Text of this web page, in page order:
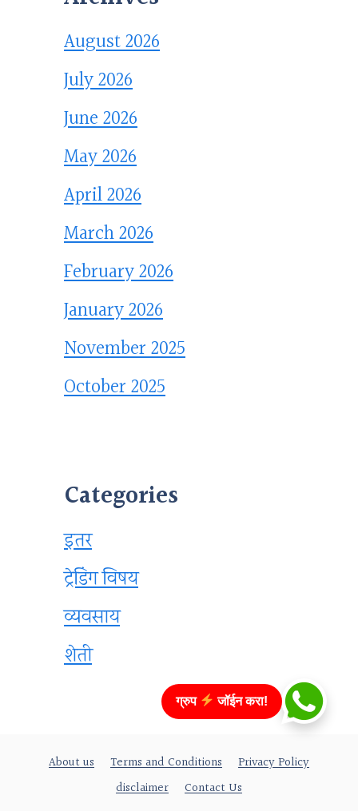
August 2026
July 2026
June 2026
May 2026
April 2026
March 2026
February 2026
January 2026
November 2025
October 2025
Categories
इतर
ट्रेडिंग विषय
व्यवसाय
शेती
About us Terms and Conditions
Privacy Policy
disclaimer
Contact Us
ग्रुप जॉईन करा!